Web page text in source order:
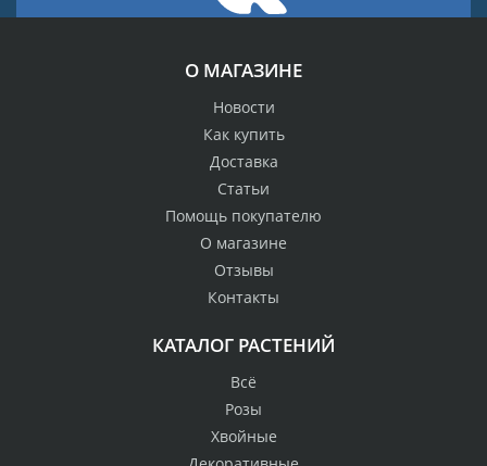
О МАГАЗИНЕ
Новости
Как купить
Доставка
Статьи
Помощь покупателю
О магазине
Отзывы
Контакты
КАТАЛОГ РАСТЕНИЙ
Всё
Розы
Хвойные